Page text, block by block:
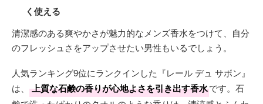
く使える
清潔感のある爽やかさが魅力的なメンズ香水をつけて、自分
のフレッシュさをアップさせたい男性もいるでしょう。
人気ランキング9位にランクインした『レール デュ サボン』
は、
上質な石鹸の香りが心地よさを引き出す香水です。石